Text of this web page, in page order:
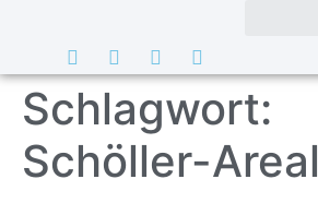
Schlagwort:
Schöller-Areal